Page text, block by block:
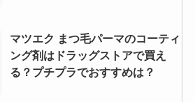
マツエク まつ毛パーマのコーティ
ング剤はドラッグストアで買え
る？プチプラでおすすめは？